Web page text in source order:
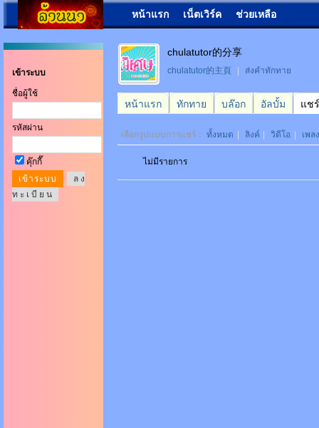
หน้าแรก เน็ตเวิร์ค ช่วยเหลือ
เข้าระบบ
ชื่อผู้ใช้
รหัสผ่าน
คุ๊กกี๊
ล ง
ท ะ เ บี ย น
chulatutor的分享
chulatutor的主頁 ส่งคำทักทาย
หน้าแรก ทักทาย บล๊อก อัลบั้ม แชร์
เลือกรูปแบบการแชร์： ทั้งหมด ลิงค์ วิดีโอ เพลง
ไม่มีรายการ